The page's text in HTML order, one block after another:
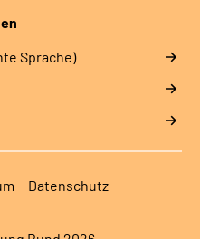
Sprache)
Datenschutz